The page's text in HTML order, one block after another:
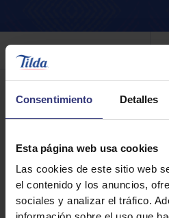
Consentimiento Detalles
Esta página web usa cookies
Las cookies de este sitio web
el contenido y los anuncios,
sociales y analizar el tráfico.